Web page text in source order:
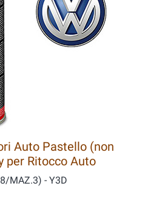
Auto Pastello (non
per Ritocco Auto
MAZ.3) - Y3D